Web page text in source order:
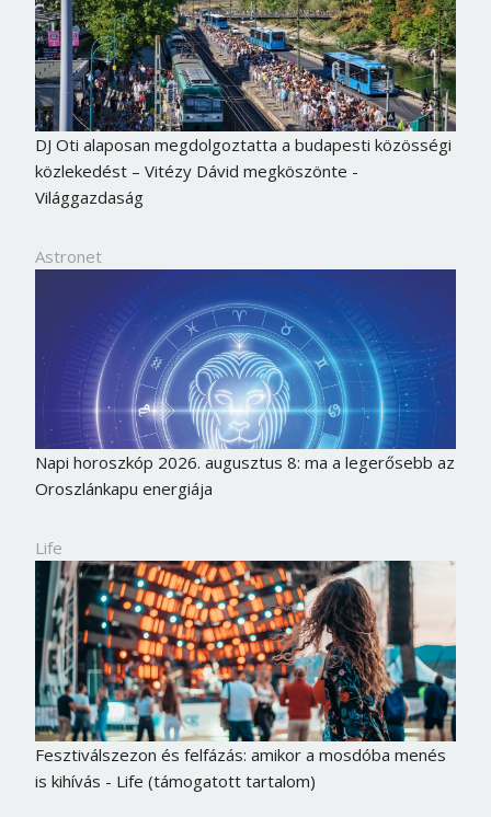
DJ Oti alaposan megdolgoztatta a budapesti közösségi
közlekedést – Vitézy Dávid megköszönte -
Világgazdaság
Astronet
Napi horoszkóp 2026. augusztus 8: ma a legerősebb az
Oroszlánkapu energiája
Life
Fesztiválszezon és felfázás: amikor a mosdóba menés
is kihívás - Life (támogatott tartalom)
Jelszó
Mégse Bejelentkezés